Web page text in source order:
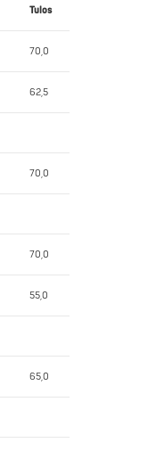
Tulos
70,0
62,5
70,0
70,0
55,0
65,0